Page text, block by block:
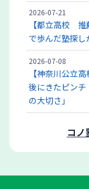
2026-07-21
【都立高校 推
で歩んだ塾探し
2026-07-08
【神奈川公立
後にきたピンチ
の大切さ」
コノ